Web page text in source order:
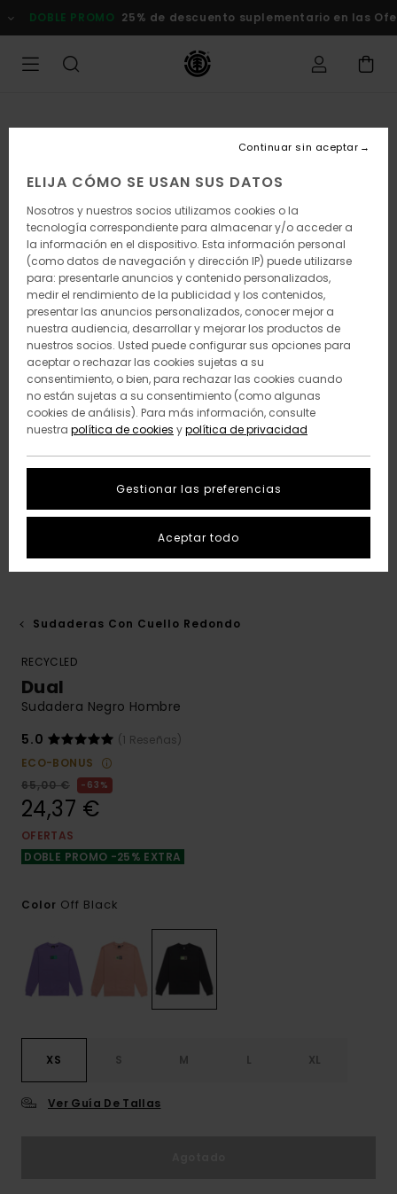
la
DOBLE PROMO 25% de descuento suplementario en las
Sudaderas Con Cuello Redondo
RECYCLED
Dual
Sudadera Negro Hombre
5.0
(1 Reseñas)
ECO-BONUS
65,00 €
63%
24,37 €
OFERTAS
DOBLE PROMO -25% EXTRA
Color Off Black
XS S M L XL
Ver Guía De Tallas
ELIJA CÓMO SE USAN SUS DATOS
Nosotros y nuestros socios utilizamos cookies o la
tecnología correspondiente para almacenar y/o acceder a
la información en el dispositivo. Esta información personal
(como datos de navegación y dirección IP) puede utilizarse
para: presentarle anuncios y contenido personalizados,
medir el rendimiento de la publicidad y los contenidos,
presentar las anuncios personalizados, conocer mejor a
nuestra audiencia, desarrollar y mejorar los productos de
nuestros socios. Usted puede configurar sus opciones para
aceptar o rechazar las cookies sujetas a su
consentimiento, o bien, para rechazar las cookies cuando
no están sujetas a su consentimiento (como algunas
cookies de análisis). Para más información, consulte
nuestra política de cookies ypolítica de privacidad
Gestionar las preferencias
Continuar sin aceptar
Aceptar todo